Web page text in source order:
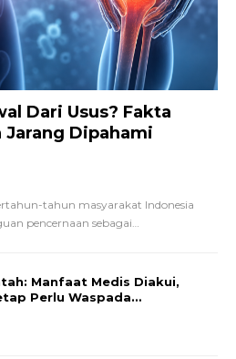
Dari Usus? Fakta
Jarang Dipahami
tahun masyarakat Indonesia
pencernaan sebagai…
Manfaat Medis Diakui,
Perlu Waspada…